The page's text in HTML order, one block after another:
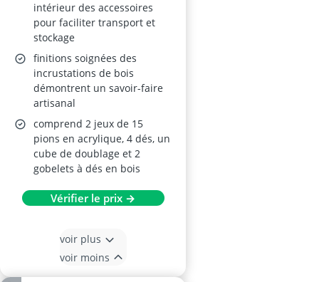
intérieur des accessoires
pour faciliter transport et
stockage
finitions soignées des
incrustations de bois
démontrent un savoir-faire
artisanal
comprend 2 jeux de 15
pions en acrylique, 4 dés, un
cube de doublage et 2
gobelets à dés en bois
Vérifier le prix →
voir plus
voir moins